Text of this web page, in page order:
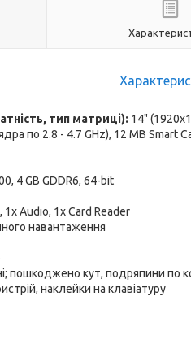
тип матриці): 14"
по 2.8 - 4.7 GHz), 12 MB Smart
4 GB GDDR6, 64-bit
1x Audio, 1x Card Reader
навантаження
пошкоджено кут, подряпини по
наклейки на клавіатуру